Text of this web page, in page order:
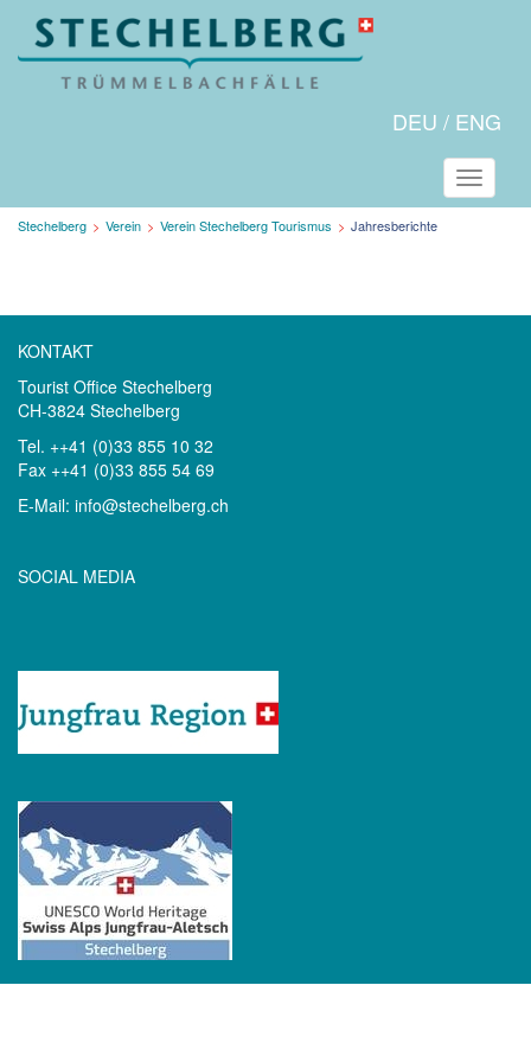
DEU
ENG
Stechelberg Verein Verein Stechelberg Tourismus
Aktuelle
Jahresberichte
KONTAKT
Tourist Office Stechelberg
CH-3824 Stechelberg
Tel. ++41 (0)33 855 10 32
Fax ++41 (0)33 855 54 69
E-Mail: info@stechelberg.ch
SOCIAL MEDIA